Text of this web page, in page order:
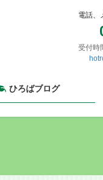
電話、
受付時
ひろばブログ